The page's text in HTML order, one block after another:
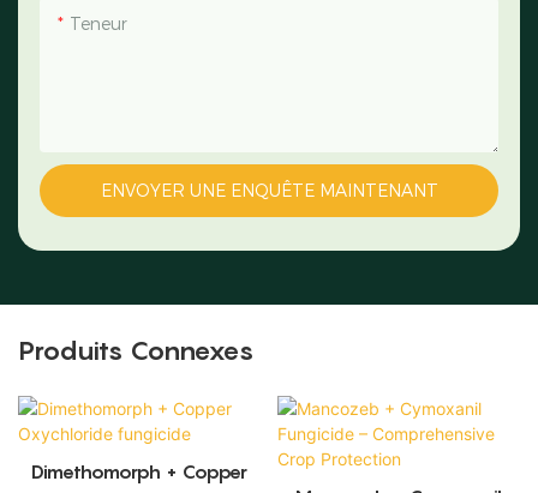
Teneur
ENVOYER UNE ENQUÊTE MAINTENANT
Produits Connexes
Dimethomorph + Copper